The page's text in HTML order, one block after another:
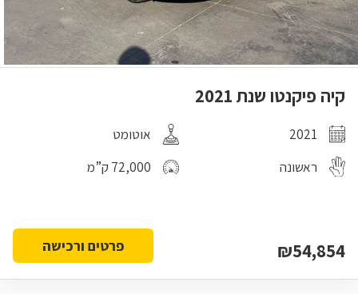
קיה פיקנטו שנת 2021
2021
אוטומט
ראשונה
72,000 ק”מ
₪54,854 פרטים ורכישה